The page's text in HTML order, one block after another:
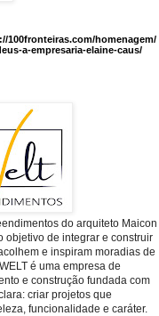
100fronteiras.com/homenagem/
a-empresaria-elaine-caus/
do arquiteto Maicon
objetivo de integrar e construir
e inspiram moradias de
é uma empresa de
e construção fundada com
criar projetos que
funcionalidade e caráter.